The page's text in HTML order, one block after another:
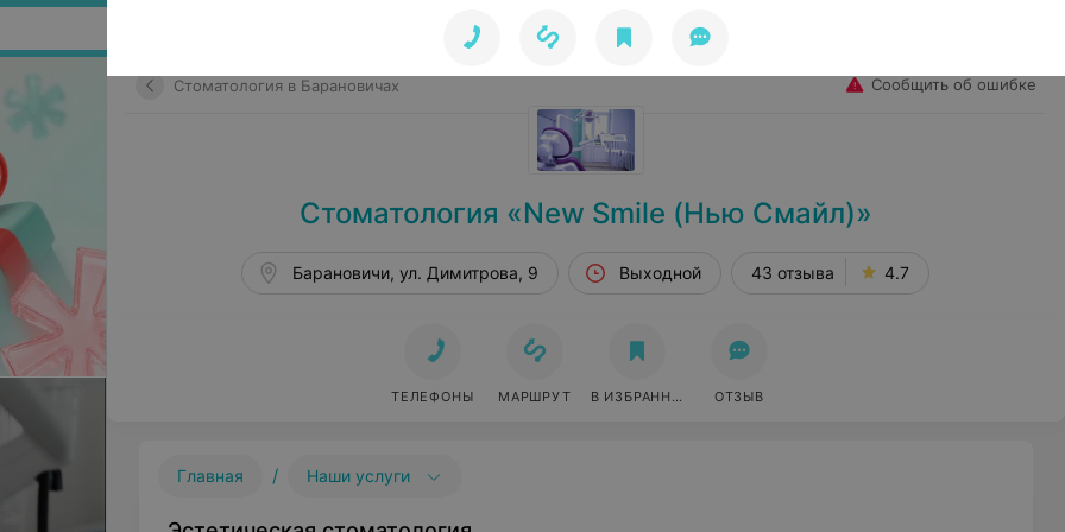
Стоматология в Барановичах Сообщить об ошибке
Стоматология «New Smile (Нью Смайл)»
Барановичи, ул. Димитрова, 9 Выходной 43 отзыва 4.7
ТЕЛЕФОНЫ МАРШРУТ В ИЗБРАННОЕ ОТЗЫВ
Главная / Наши услуги